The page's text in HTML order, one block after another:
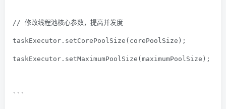
// 修改线程池核心参数，提高并发度
taskExecutor.setCorePoolSize(corePoolSize);
taskExecutor.setMaximumPoolSize(maximumPoolSize);
```